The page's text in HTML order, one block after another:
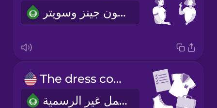
أفكر في أن ألبس بنطلون جينز وسويتر.
The dress code is business casual.
الزي المحدد هو ملابس العمل غير الرسمية.